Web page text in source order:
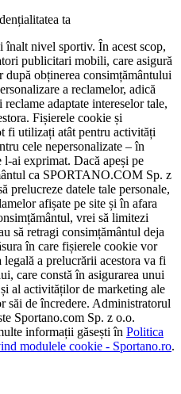
ta
nivel sportiv. În acest scop,
publicitari mobili, care asigură
obținerea consimțământului
a reclamelor, adică
adaptate intereselor tale,
Fișierele cookie și
utilizați atât pentru activități
cele nepersonalizate – în
ai exprimat. Dacă apeși pe
ca SPORTANO.COM Sp. z
prelucreze datele tale personale,
afișate pe site și în afara
vrei să limitezi
să retragi consimțământul deja
în care fișierele cookie vor
legală a prelucrării acestora va fi
care constă în asigurarea unui
al activităților de marketing ale
săi de încredere. Administratorul
Sportano.com Sp. z o.o.
informații găsești în Politica
modulele cookie - Sportano.ro.